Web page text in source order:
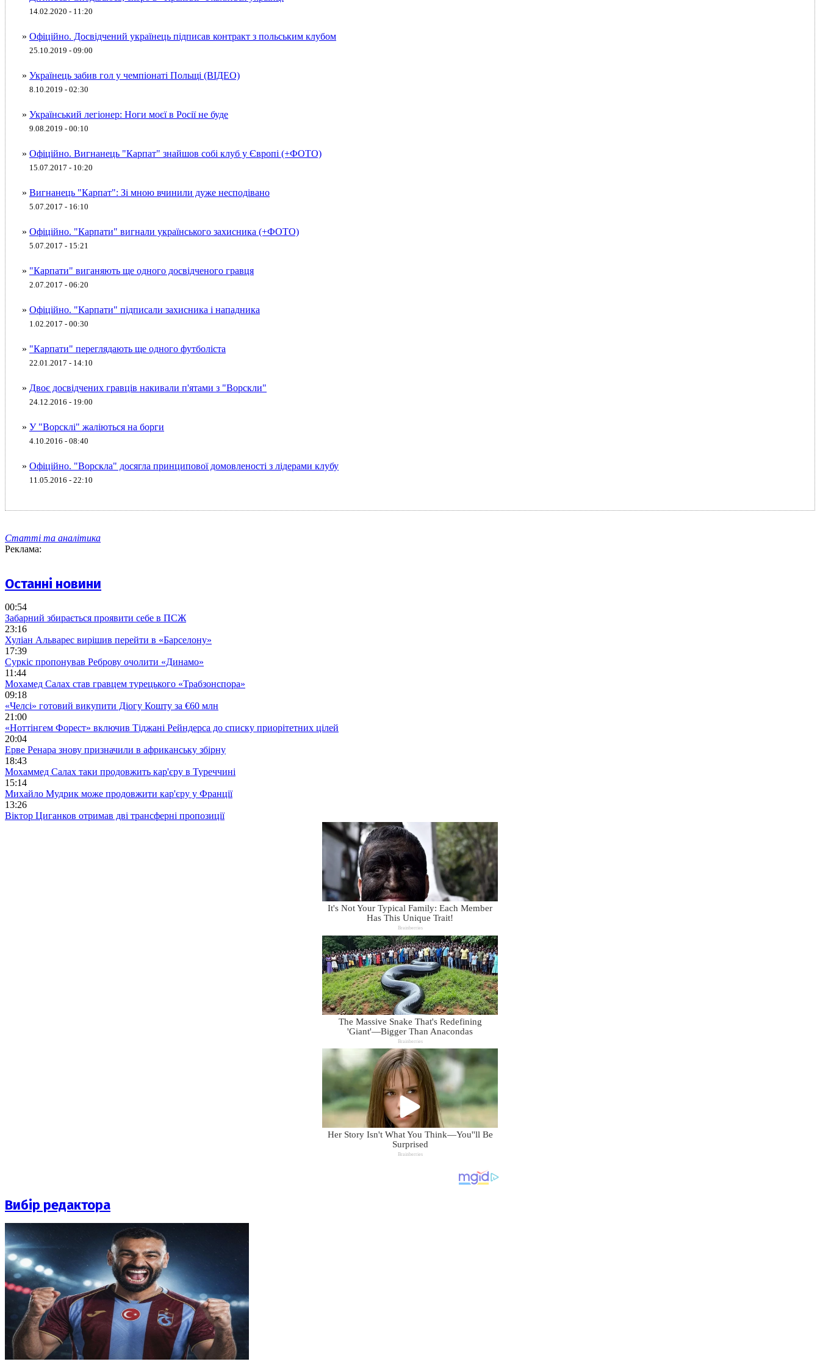
14.02.2020 - 11:20
» Офіційно. Досвідчений українець підписав контракт з польським клубом
25.10.2019 - 09:00
» Українець забив гол у чемпіонаті Польщі (ВІДЕО)
8.10.2019 - 02:30
» Український легіонер: Ноги моєї в Росії не буде
9.08.2019 - 00:10
» Офіційно. Вигнанець "Карпат" знайшов собі клуб у Європі (+ФОТО)
15.07.2017 - 10:20
» Вигнанець "Карпат": Зі мною вчинили дуже несподівано
5.07.2017 - 16:10
» Офіційно. "Карпати" вигнали українського захисника (+ФОТО)
5.07.2017 - 15:21
» "Карпати" виганяють ще одного досвідченого гравця
2.07.2017 - 06:20
» Офіційно. "Карпати" підписали захисника і нападника
1.02.2017 - 00:30
» "Карпати" переглядають ще одного футболіста
22.01.2017 - 14:10
» Двоє досвідчених гравців накивали п'ятами з "Ворскли"
24.12.2016 - 19:00
» У "Ворсклі" жаліються на борги
4.10.2016 - 08:40
» Офіційно. "Ворскла" досягла принципової домовленості з лідерами клубу
11.05.2016 - 22:10
Статті та аналітика
Реклама:
Останні новини
00:54
Забарний збирається проявити себе в ПСЖ
23:16
Хуліан Альварес вирішив перейти в «Барселону»
17:39
Суркіс пропонував Реброву очолити «Динамо»
11:44
Мохамед Салах став гравцем турецького «Трабзонспора»
09:18
«Челсі» готовий викупити Діогу Кошту за €60 млн
21:00
«Ноттінгем Форест» включив Тіджані Рейндерса до списку приорітетних цілей
20:04
Ерве Ренара знову призначили в африканську збірну
18:43
Мохаммед Салах таки продовжить кар'єру в Туреччині
15:14
Михайло Мудрик може продовжити кар'єру у Франції
13:26
Віктор Циганков отримав дві трансферні пропозиції
Вибір редактора